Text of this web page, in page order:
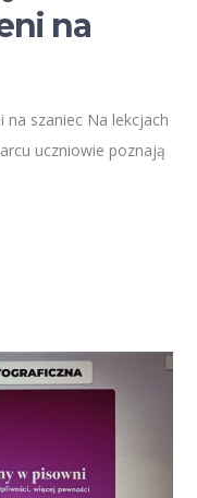
na
szaniec Na lekcjach
uczniowie poznają